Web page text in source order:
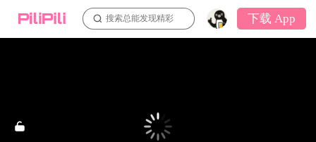
搜索总能发现精彩 下载 App